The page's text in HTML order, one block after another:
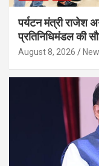
पर्यटन मंत्री राजेश
प्रतिनिधिमंडल की
August 8, 2026